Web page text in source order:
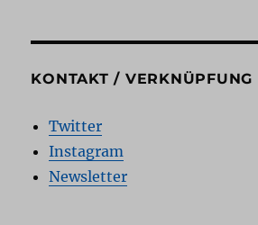
KONTAKT / VERKNÜPFUNG
Twitter
Instagram
Newsletter